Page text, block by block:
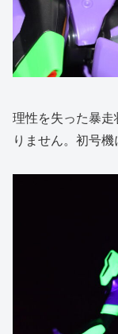
理性を失った暴
りません。初号